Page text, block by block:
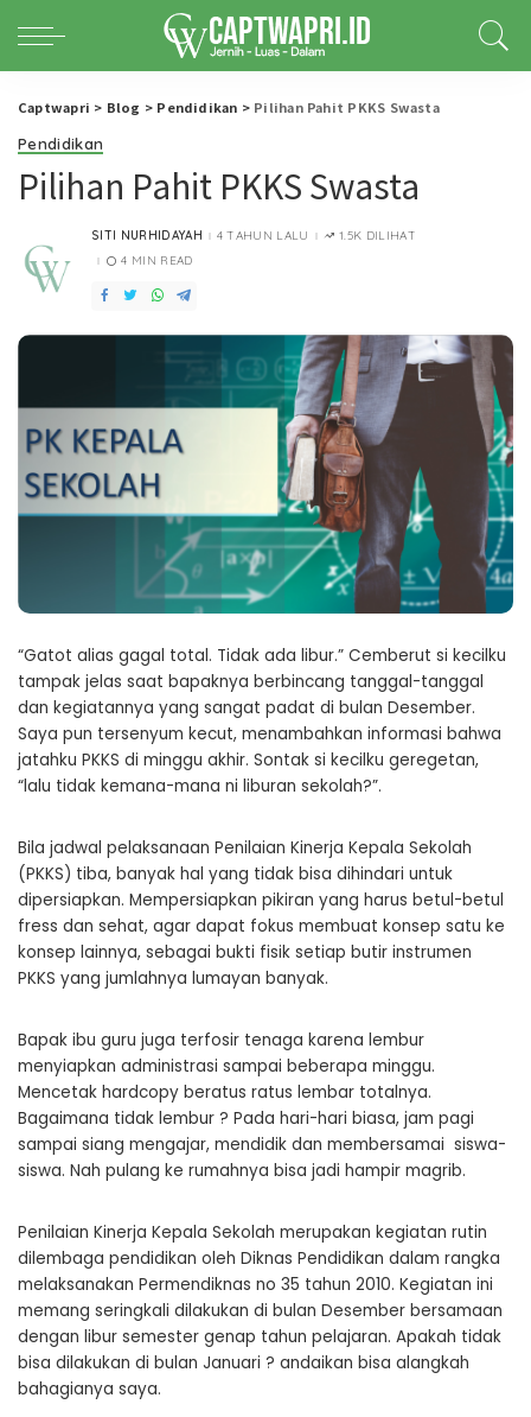
Captwapri > Blog > Pendidikan > Pilihan Pahit PKKS Swasta
Pendidikan
Pilihan Pahit PKKS Swasta
POSTED
SITI NURHIDAYAH 4 TAHUN LALU
1.5K DILIHAT
4 MIN READ
“Gatot alias gagal total. Tidak ada libur.” Cemberut si kecilku
tampak jelas saat bapaknya berbincang tanggal-tanggal
dan kegiatannya yang sangat padat di bulan Desember.
Saya pun tersenyum kecut, menambahkan informasi bahwa
jatahku PKKS di minggu akhir. Sontak si kecilku geregetan,
“lalu tidak kemana-mana ni liburan sekolah?”.
Bila jadwal pelaksanaan Penilaian Kinerja Kepala Sekolah
(PKKS) tiba, banyak hal yang tidak bisa dihindari untuk
dipersiapkan. Mempersiapkan pikiran yang harus betul-betul
fress dan sehat, agar dapat fokus membuat konsep satu ke
konsep lainnya, sebagai bukti fisik setiap butir instrumen
PKKS yang jumlahnya lumayan banyak.
Bapak ibu guru juga terfosir tenaga karena lembur
menyiapkan administrasi sampai beberapa minggu.
Mencetak hardcopy beratus ratus lembar totalnya.
Bagaimana tidak lembur ? Pada hari-hari biasa, jam pagi
sampai siang mengajar, mendidik dan membersamai siswa-
siswa. Nah pulang ke rumahnya bisa jadi hampir magrib.
Penilaian Kinerja Kepala Sekolah merupakan kegiatan rutin
dilembaga pendidikan oleh Diknas Pendidikan dalam rangka
melaksanakan Permendiknas no 35 tahun 2010. Kegiatan ini
memang seringkali dilakukan di bulan Desember bersamaan
dengan libur semester genap tahun pelajaran. Apakah tidak
bisa dilakukan di bulan Januari ? andaikan bisa alangkah
bahagianya saya.